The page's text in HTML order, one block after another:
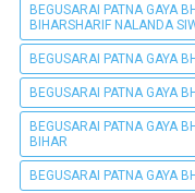
BEGUSARAI PATNA GAYA
BIHARSHARIF NALANDA
BEGUSARAI PATNA GAYA
BEGUSARAI PATNA GAYA
BEGUSARAI PATNA GAYA
BIHAR
BEGUSARAI PATNA GAYA